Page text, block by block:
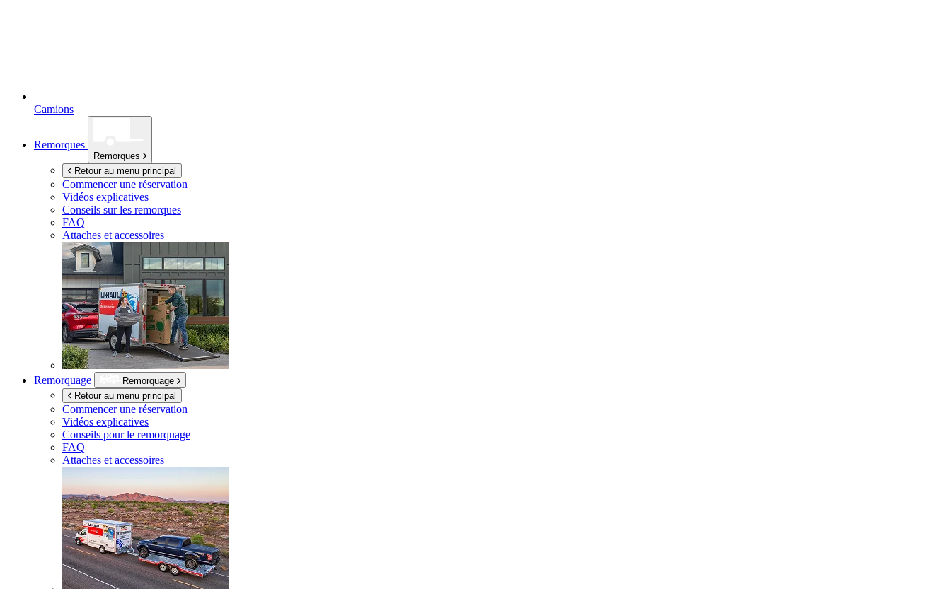
Camions
Remorques
Remorques
Retour au menu principal
Commencer une réservation
Vidéos explicatives
Conseils sur les remorques
FAQ
Attaches et accessoires
Remorquage
Remorquage
Retour au menu principal
Commencer une réservation
Vidéos explicatives
Conseils pour le remorquage
FAQ
Attaches et accessoires